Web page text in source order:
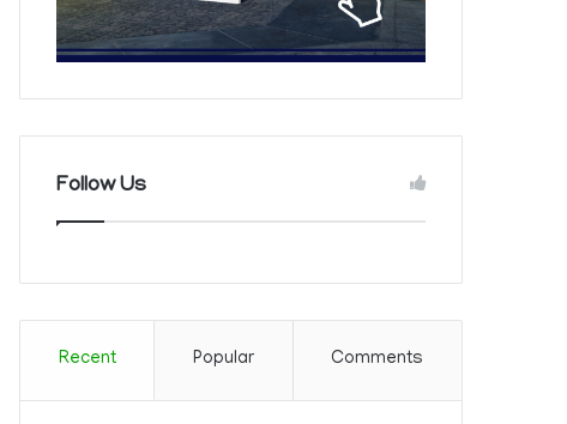
Follow Us
Recent Popular Comments